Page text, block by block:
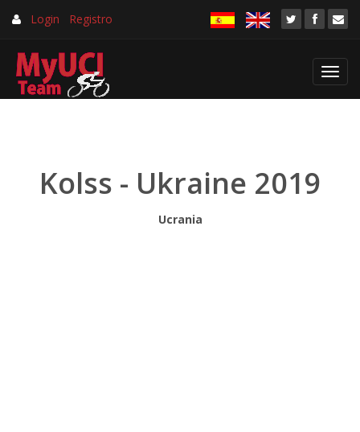
Login Registro
Kolss - Ukraine 2019
Ucrania